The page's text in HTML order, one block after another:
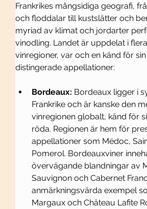
Frankrikes mångsidiga geografi,
och floddalar till kustslätter och
myriad av klimat och jordarter
vinodling. Landet är uppdelat i
vinregioner, var och en känd för
distingerade appellationer:
Bordeaux: Bordeaux ligger i
Frankrike och är kanske den
vinregionen globalt, känd för
röda. Regionen är hem för
appellationer som Médoc,
Pomerol. Bordeauxviner
övervägande blandningar av
Sauvignon och Cabernet
anmärkningsvärda exempel
Margaux och Château Lafite